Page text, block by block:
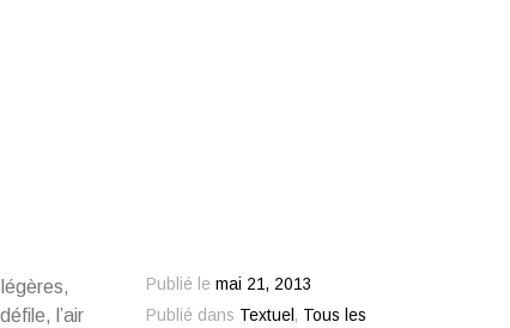
Publié lemai 21, 2013
Publié dans Textuel , Tous les
l’air